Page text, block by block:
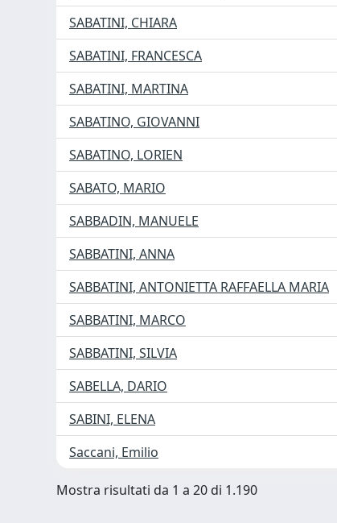
SABATINI, CHIARA
SABATINI, FRANCESCA
SABATINI, MARTINA
SABATINO, GIOVANNI
SABATINO, LORIEN
SABATO, MARIO
SABBADIN, MANUELE
SABBATINI, ANNA
SABBATINI, ANTONIETTA RAFFAELLA MARIA
SABBATINI, MARCO
SABBATINI, SILVIA
SABELLA, DARIO
SABINI, ELENA
Saccani, Emilio
Mostra risultati da 1 a 20 di 1.190